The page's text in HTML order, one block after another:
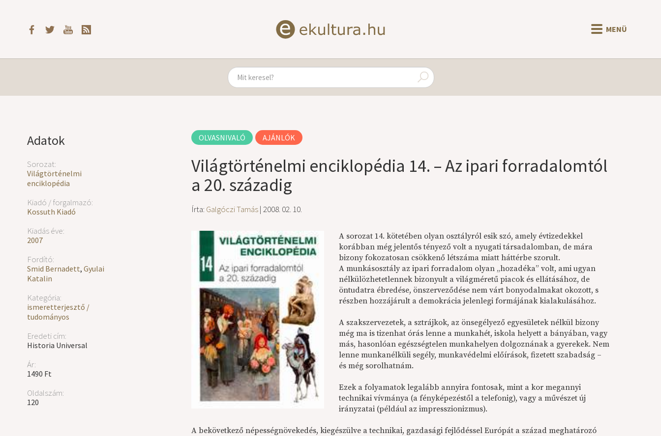
MENÜ
Adatok
Sorozat:
Világtörténelmi
enciklopédia
Kiadó / forgalmazó:
Kossuth Kiadó
Kiadás éve:
2007
Fordító:
Smid Bernadett, Gyulai
Katalin
Kategória:
ismeretterjesztő /
tudományos
Eredeti cím:
Historia Universal
Ár:
1490 Ft
Oldalszám:
120
OLVASNIVALÓ AJÁNLÓK
Világtörténelmi enciklopédia 14. – Az ipari forradalomtól
a 20. századig
Írta: Galgóczi Tamás| 2008. 02. 10.
A sorozat 14. kötetében olyan osztályról esik szó, amely évtizedekkel
korábban még jelentős tényező volt a nyugati társadalomban, de mára
bizony fokozatosan csökkenő létszáma miatt háttérbe szorult.
A munkásosztály az ipari forradalom olyan „hozadéka” volt, ami ugyan
nélkülözhetetlennek bizonyult a világméretű piacok és ellátásához, de
öntudatra ébredése, önszerveződése nem várt bonyodalmakat okozott, s
részben hozzájárult a demokrácia jelenlegi formájának kialakulásához.
A szakszervezetek, a sztrájkok, az önsegélyező egyesületek nélkül bizony
még ma is tizenhat órás lenne a munkahét, iskola helyett a bányában, vagy
más, hasonlóan egészségtelen munkahelyen dolgoznának a gyerekek. Nem
lenne munkanélküli segély, munkavédelmi előírások, fizetett szabadság –
és még sorolhatnám.
Ezek a folyamatok legalább annyira fontosak, mint a kor megannyi
technikai vívmánya (a fényképezéstől a telefonig), vagy a művészet új
irányzatai (például az impresszionizmus).
A bekövetkező népességnövekedés, kiegészülve a technikai, gazdasági fejlődéssel Európát a század meghatározó